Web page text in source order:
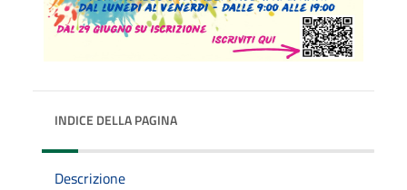
INDICE DELLA PAGINA
Descrizione